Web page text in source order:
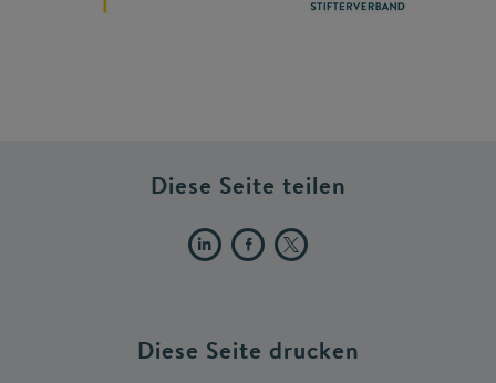
Diese Seite teilen
Diese Seite drucken